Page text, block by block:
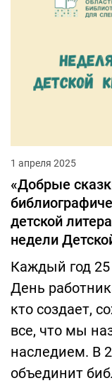
1 апреля 2025
«Добрые
детской
недели
Каждый год
День
кто создает,
все, что мы
наследием. В
объединит